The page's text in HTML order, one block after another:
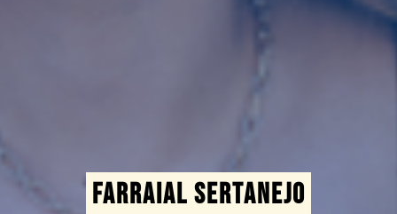
FARRAIAL SERTANEJO